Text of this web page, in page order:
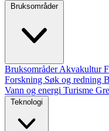
Bruksområder
BruksområderAkvakultur
Forskning Søk og redning
Vann og energi Turisme
Teknologi